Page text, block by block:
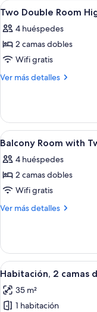
Floor
Abrir
todas
las
fotos
de
Two
High
Floor
1
Two Double Room
4 huéspedes
2 camas dobles
Wifi gratis
Ver más detalles
Más
Double
Room
High
Abrir
todas
las
fotos
de
Balcony
Two
Double
Beds
1
Balcony Room with
4 huéspedes
2 camas dobles
Wifi gratis
Ver más detalles
Más
Room
with
Two
Beds
Abrir
todas
las
fotos
4
Habitación, 2 camas
35 m²
1 habitación